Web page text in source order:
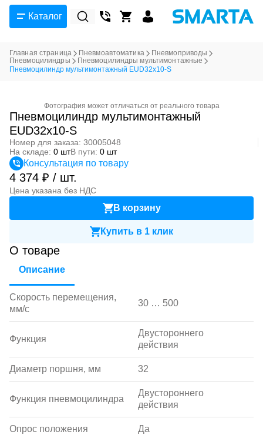
Каталог
Главная страница Пневмоавтоматика
Пневмоприводы
Пневмоцилиндры
Пневмоцилиндры мультимонтажные
Пневмоцилиндр мультимонтажный EUD32x10-S
Фотография может отличаться от реального товара
Пневмоцилиндр мультимонтажный
EUD32x10-S
Номер для заказа: 30005048
На складе: 0 штВ пути: 0 шт
Консультация по товару
4 374 ₽ / шт.
Цена указана без НДС
В корзину
Купить в 1 клик
О товаре
Описание
Скорость перемещения,
мм/с
30 … 500
Функция
Двустороннего
действия
Диаметр поршня, мм 32
Функция пневмоцилиндра
Двустороннего
действия
Опрос положения Да